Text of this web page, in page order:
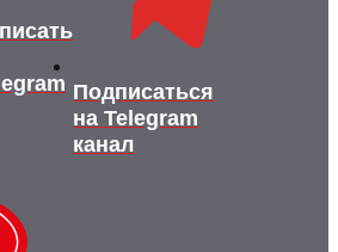
Подписаться
на Telegram
канал